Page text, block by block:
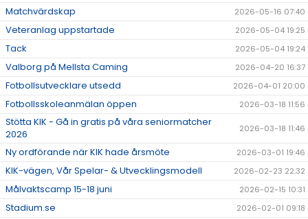
Matchvärdskap 2026-05-16 07:40
Veteranlag uppstartade 2026-05-04 19:25
Tack 2026-05-04 19:24
Valborg på Mellsta Caming 2026-04-20 16:37
Fotbollsutvecklare utsedd 2026-04-01 20:00
Fotbollsskoleanmälan öppen 2026-03-18 11:56
Stötta KIK - Gå in gratis på våra seniormatcher
2026
2026-03-18 11:46
Ny ordförande när KIK hade årsmöte 2026-03-01 19:46
KIK-vägen, Vår Spelar- & Utvecklingsmodell 2026-02-23 22:32
Målvaktscamp 15-18 juni 2026-02-15 10:31
Stadium.se 2026-02-01 09:18